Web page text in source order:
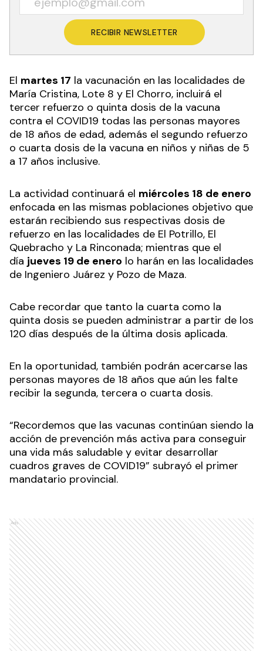
RECIBIR NEWSLETTER
El martes 17 la vacunación en las localidades de
María Cristina, Lote 8 y El Chorro, incluirá el
tercer refuerzo o quinta dosis de la vacuna
contra el COVID19 todas las personas mayores
de 18 años de edad, además el segundo refuerzo
o cuarta dosis de la vacuna en niños y niñas de 5
a 17 años inclusive.
La actividad continuará el miércoles 18 de enero
enfocada en las mismas poblaciones objetivo que
estarán recibiendo sus respectivas dosis de
refuerzo en las localidades de El Potrillo, El
Quebracho y La Rinconada; mientras que el
día jueves 19 de enero lo harán en las localidades
de Ingeniero Juárez y Pozo de Maza.
Cabe recordar que tanto la cuarta como la
quinta dosis se pueden administrar a partir de los
120 días después de la última dosis aplicada.
En la oportunidad, también podrán acercarse las
personas mayores de 18 años que aún les falte
recibir la segunda, tercera o cuarta dosis.
“Recordemos que las vacunas continúan siendo la
acción de prevención más activa para conseguir
una vida más saludable y evitar desarrollar
cuadros graves de COVID19” subrayó el primer
mandatario provincial.
Ads